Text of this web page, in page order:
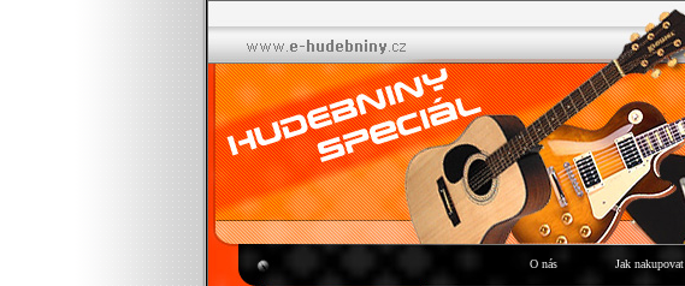
O nás Jak nakupovat